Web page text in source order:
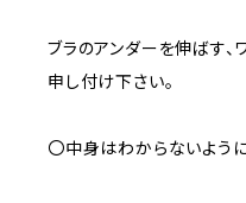
ブラのアンダーを伸ばす、
申し付け下さい。
〇中身はわからないよう